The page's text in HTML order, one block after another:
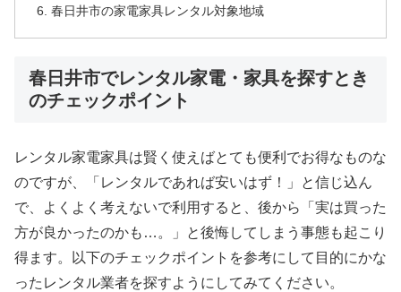
春日井市の家電家具レンタル対象地域
春日井市でレンタル家電・家具を探すとき
のチェックポイント
レンタル家電家具は賢く使えばとても便利でお得なものな
のですが、「レンタルであれば安いはず！」と信じ込ん
で、よくよく考えないで利用すると、後から「実は買った
方が良かったのかも…。」と後悔してしまう事態も起こり
得ます。以下のチェックポイントを参考にして目的にかな
ったレンタル業者を探すようにしてみてください。